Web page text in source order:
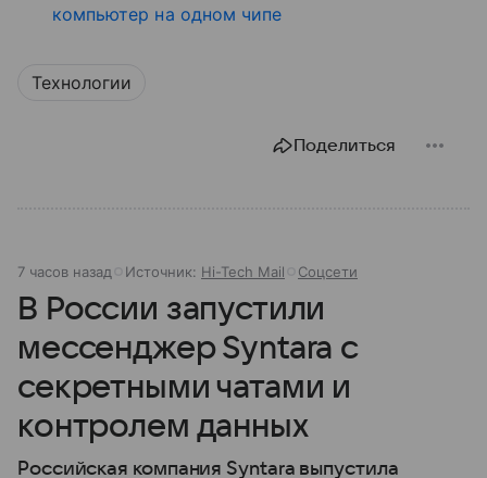
компьютер на одном чипе
Технологии
Поделиться
7 часов назад Источник: Hi-Tech Mail Соцсети
В России запустили
мессенджер Syntara с
секретными чатами и
контролем данных
Российская компания Syntara выпустила